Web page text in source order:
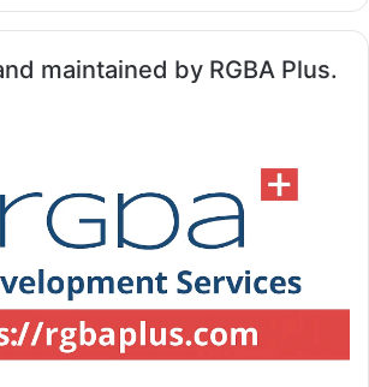
maintained by RGBA Plus.